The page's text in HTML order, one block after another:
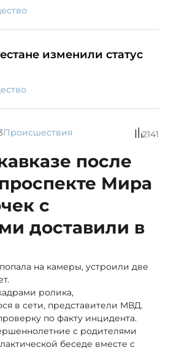
изменили статус
Происшествия 2141
после
Мира
с
доставили в
на камеры, устроили две
ролика,
в сети, представители МВД.
по факту инцидента.
с родителями
беседе вместе с